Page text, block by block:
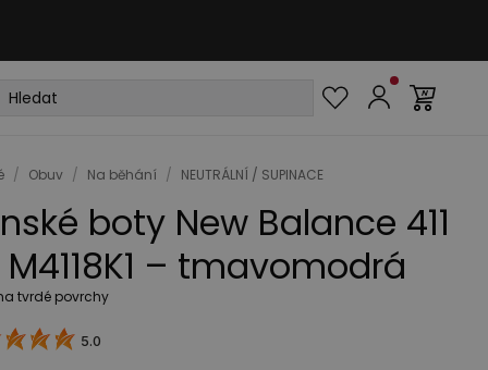
/ Obuv / Na běhání / NEUTRÁLNÍ / SUPINACE
boty New Balance 411
– tmavomodrá
tvrdé povrchy
5.0